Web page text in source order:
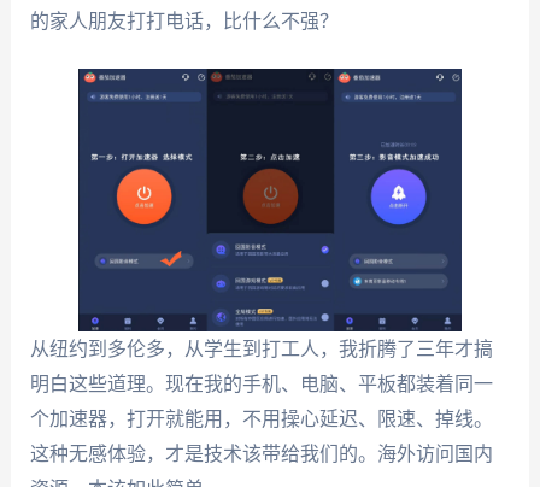
的家人朋友打打电话，比什么不强？
从纽约到多伦多，从学生到打工人，我折腾了三年才搞
明白这些道理。现在我的手机、电脑、平板都装着同一
个加速器，打开就能用，不用操心延迟、限速、掉线。
这种无感体验，才是技术该带给我们的。海外访问国内